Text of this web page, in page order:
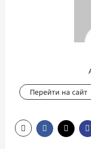
Перейти на сайт